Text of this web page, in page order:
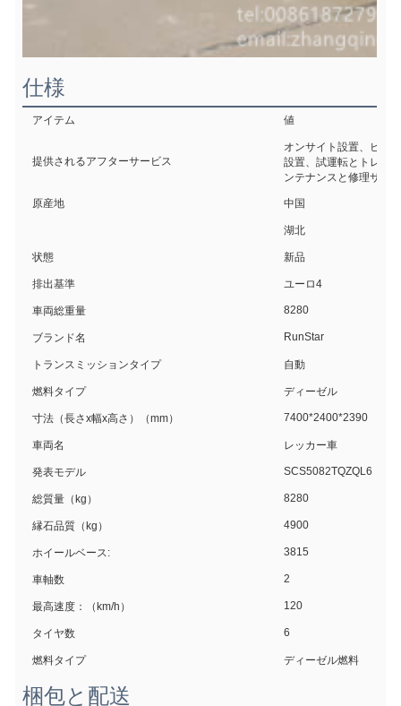
仕様
アイテム 値
提供されるアフターサービス
オンサイト設置、ビデ
設置、試運転とトレー
ンテナンスと修理サー
原産地 中国
湖北
状態 新品
排出基準 ユーロ4
車両総重量 8280
ブランド名 RunStar
トランスミッションタイプ 自動
燃料タイプ ディーゼル
寸法（長さx幅x高さ）（mm） 7400*2400*2390
車両名 レッカー車
発表モデル SCS5082TQZQL6
総質量（kg） 8280
縁石品質（kg） 4900
ホイールベース: 3815
車軸数 2
最高速度：（km/h） 120
タイヤ数 6
燃料タイプ ディーゼル燃料
梱包と配送